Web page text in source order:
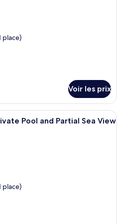
place)
Voir les prix
Une chambre d’hôtel moderne
Pool and Partial Sea View
place)